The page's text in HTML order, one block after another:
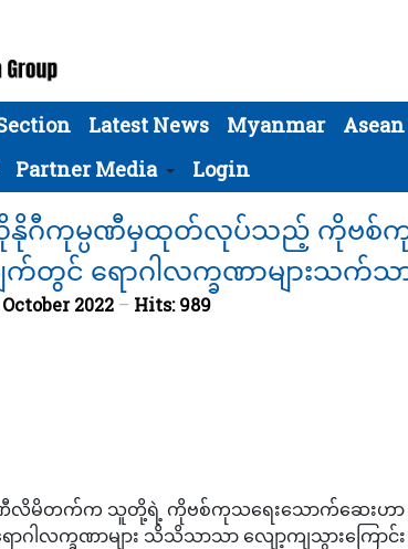
Latest News Myanmar Asean
Partner Media Login
ယိုနိုဂီကုမ္ပဏီမှထုတ်လုပ်သည့် ကိုဗစ်ကု
က်တွင် ရောဂါလက္ခဏာများသက်
October 2022 Hits: 989
ပဏီလိမိတက်က သူတို့ရဲ့ ကိုဗစ်ကုသရေးသောက်ဆေးဟ
ဂါလက္ခဏာများ သိသိသာသာ လျော့ကျသွားကြောင်